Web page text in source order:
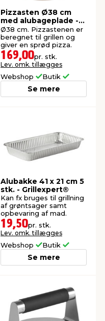
Pizzasten Ø38 cm
med alubageplade -
Grillexpert®
Ø38 cm. Pizzastenen er
beregnet til grillen og
giver en sprød pizza.
169,00pr. stk.
Lev. omk. tillægges
Webshop Butik
Se mere
Alubakke 41 x 21 cm 5
stk. - Grillexpert®
Kan fx bruges til grillning
af grøntsager samt
opbevaring af mad.
19,50pr. stk.
Lev. omk. tillægges
Webshop Butik
Se mere